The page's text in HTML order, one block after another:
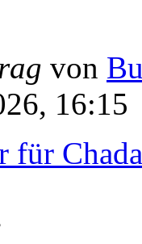
von
16:15
für